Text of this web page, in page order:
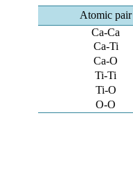
Atomic pair
Ca-Ca
Ca-Ti
Ca-O
Ti-Ti
Ti-O
O-O